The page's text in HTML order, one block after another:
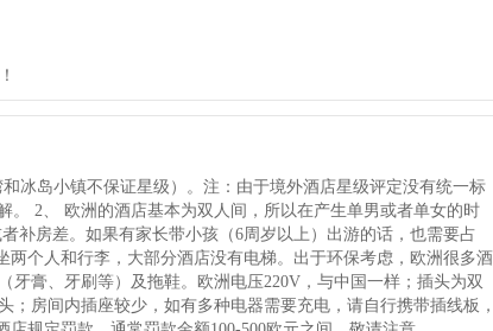
冰岛小镇不保证星级） 。注：由于境外酒店星级评定没有统一标
。 2、 欧洲的酒店基本为双人间，所以在产生单男或者单女的时
补房差。如果有家长带小孩（6周岁以上）出游的话，也需要占
个人和行李，大部分酒店没有电梯。出于环保考虑，欧洲很多酒
膏、牙刷等）及拖鞋。欧洲电压220V，与中国一样；插头为双
房间内插座较少，如有多种电器需要充电，请自行携带插线板，